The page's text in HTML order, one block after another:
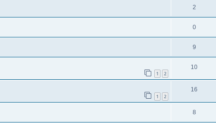
2
0
9
1 2
10
1 2
16
8